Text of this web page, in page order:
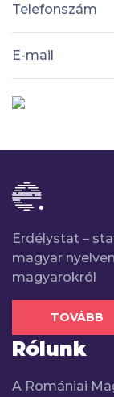
Telefonszám
E-mail
Erdélystat –
magyar
magyarokról
TOVÁBB
Rólunk
A Romániai